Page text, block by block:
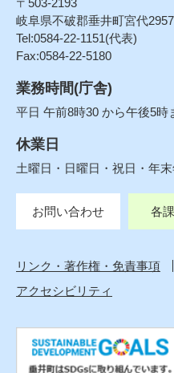
岐阜県不破郡垂井町宮代
Tel:0584-22-1151(代表)
Fax:0584-22-5180
業務時間(庁舎)
平日 午前8時30 から午後5時
休業日
土曜日・日曜日・祝日・年
お問い合わせ 各
リンク・著作権・免責事項
アクセシビリティ